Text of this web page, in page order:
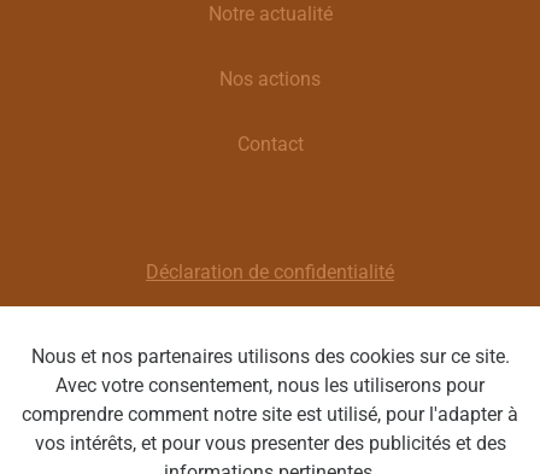
Notre actualité
Nos actions
Contact
Déclaration de confidentialité
Optique Cécile | Rue Grande 19 7330 Saint-Ghislain |
BE 0560.825.492 | T : 065/78 67 33 | E :
Nous et nos partenaires utilisons des cookies sur ce site.
Avec votre consentement, nous les utiliserons pour
comprendre comment notre site est utilisé, pour l'adapter à
vos intérêts, et pour vous presenter des publicités et des